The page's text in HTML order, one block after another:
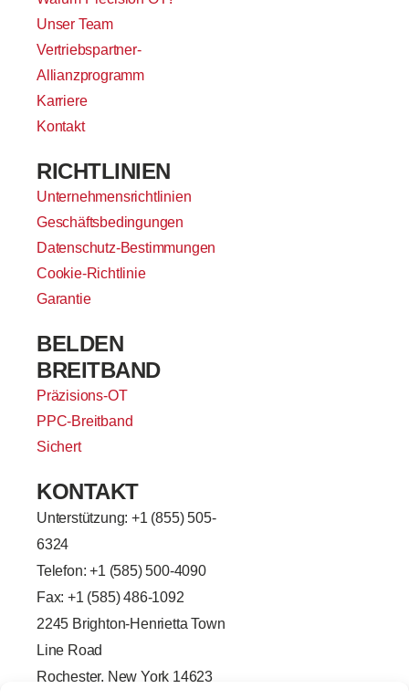
Unser Team
Vertriebspartner-
Allianzprogramm
Karriere
Kontakt
RICHTLINIEN
Unternehmensrichtlinien
Geschäftsbedingungen
Datenschutz-Bestimmungen
Cookie-Richtlinie
Garantie
BELDEN
BREITBAND
Präzisions-OT
PPC-Breitband
Sichert
KONTAKT
Unterstützung: +1 (855) 505-
6324
Telefon: +1 (585) 500-4090
Fax: +1 (585) 486-1092
2245 Brighton-Henrietta Town
Line Road
Rochester, New York 14623